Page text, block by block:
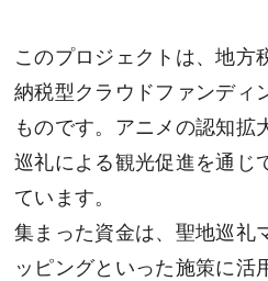
このプロジェクトは、地方
納税型クラウドファンディ
ものです。アニメの認知拡
巡礼による観光促進を通じ
ています。
集まった資金は、聖地巡礼
ッピングといった施策に活